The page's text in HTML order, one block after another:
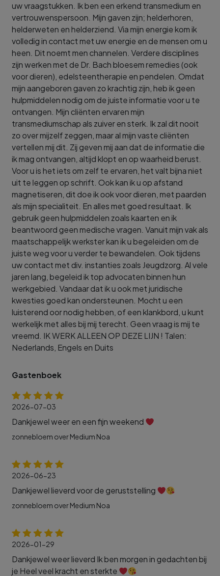
uw vraagstukken. Ik ben een erkend transmedium en
vertrouwenspersoon. Mijn gaven zijn; helderhoren,
helderweten en helderziend. Via mijn energie kom ik
volledig in contact met uw energie en de mensen om u
heen. Dit noemt men channelen. Verdere disciplines
zijn werken met de Dr. Bach bloesem remedies (ook
voor dieren), edelsteentherapie en pendelen. Omdat
mijn aangeboren gaven zo krachtig zijn, heb ik geen
hulpmiddelen nodig om de juiste informatie voor u te
ontvangen. Mijn cliënten ervaren mijn
transmediumschap als zuiver en sterk. Ik zal dit nooit
zo over mijzelf zeggen, maar al mijn vaste cliënten
vertellen mij dit. Zij geven mij aan dat de informatie die
ik mag ontvangen, altijd klopt en op waarheid berust.
Voor u is het iets om zelf te ervaren, het valt bijna niet
uit te leggen op schrift. Ook kan ik u op afstand
magnetiseren, dit doe ik ook voor dieren, met paarden
als mijn specialiteit. En alles met goed resultaat. Ik
gebruik geen hulpmiddelen zoals kaarten en ik
beantwoord geen medische vragen. Vanuit mijn vak als
maatschappelijk werkster kan ik u begeleiden om de
juiste weg voor u verder te bewandelen. Ook tijdens
uw contact met div. instanties zoals Jeugdzorg. Al vele
jaren lang, begeleid ik top advocaten binnen hun
werkgebied. Vandaar dat ik u ook met juridische
kwesties goed kan ondersteunen. Mocht u een
luisterend oor nodig hebben, of een klankbord, u kunt
werkelijk met alles bij mij terecht. Geen vraag is mij te
vreemd. IK WERK ALLEEN OP DEZE LIJN ! Talen:
Nederlands, Engels en Duits
Gastenboek
2026-07-03
Dankjewel weer en een fijn weekend
zonnebloem over Medium Noa
2026-06-23
Dankjewel lieverd voor de geruststelling
zonnebloem over Medium Noa
2026-01-29
Dankjewel weer lieverd Ik ben morgen in gedachten bij
je Heel veel kracht en sterkte